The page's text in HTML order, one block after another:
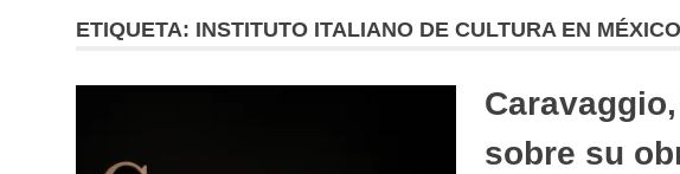
ETIQUETA: INSTITUTO ITALIANO DE CULTURA EN MÉXICO
sobre su